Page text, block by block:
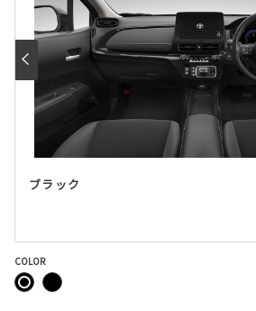
ブラック
COLOR